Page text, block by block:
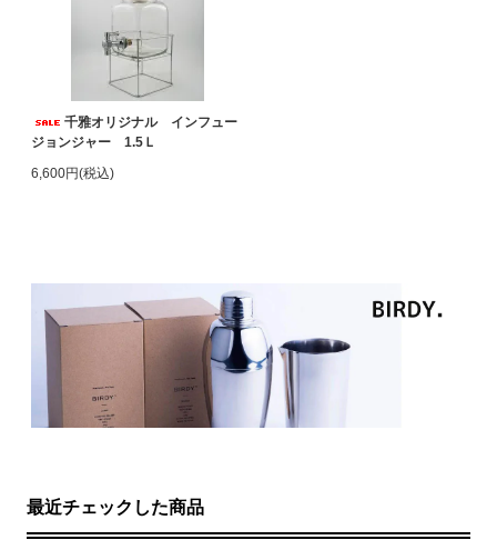
千雅オリジナル インフュー
ジョンジャー 1.5Ｌ
6,600円(税込)
最近チェックした商品